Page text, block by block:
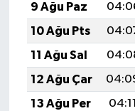
9 Ağu Paz
10 Ağu Pts
11 Ağu Sal
12 Ağu Çar
13 Ağu Per
04:11